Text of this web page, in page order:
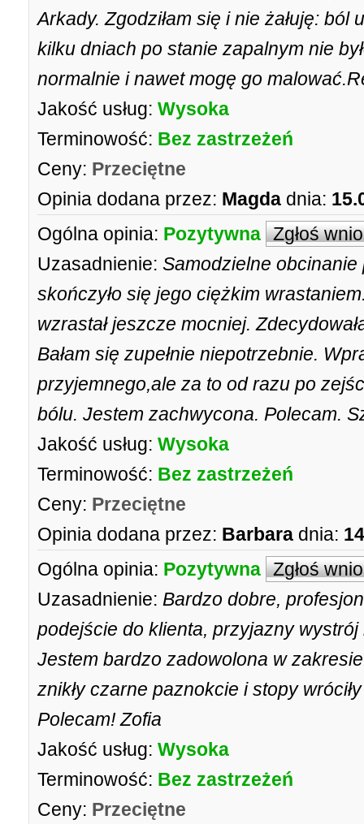
Arkady. Zgodziłam się i nie żałuję: ból
kilku dniach po stanie zapalnym nie
normalnie i nawet mogę go
Jakość usług: Wysoka
Terminowość: Bez zastrzeżeń
Ceny: Przeciętne
Opinia dodana przez: Magda dnia:
Ogólna opinia: Pozytywna Zgłoś
Uzasadnienie: Samodzielne
skończyło się jego ciężkim
wzrastał jeszcze mocniej.
Bałam się zupełnie niepotrzebnie.
przyjemnego,ale za to od razu po
bólu. Jestem zachwycona. Polecam.
Jakość usług: Wysoka
Terminowość: Bez zastrzeżeń
Ceny: Przeciętne
Opinia dodana przez: Barbara dnia:
Ogólna opinia: Pozytywna Zgłoś
Uzasadnienie: Bardzo dobre,
podejście do klienta, przyjazny
Jestem bardzo zadowolona w
znikły czarne paznokcie i stopy
Polecam! Zofia
Jakość usług: Wysoka
Terminowość: Bez zastrzeżeń
Ceny: Przeciętne